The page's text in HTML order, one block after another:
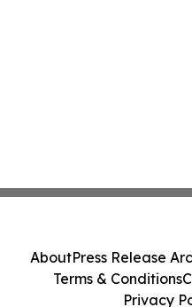
AboutPress Release
Terms & Conditions
Privacy